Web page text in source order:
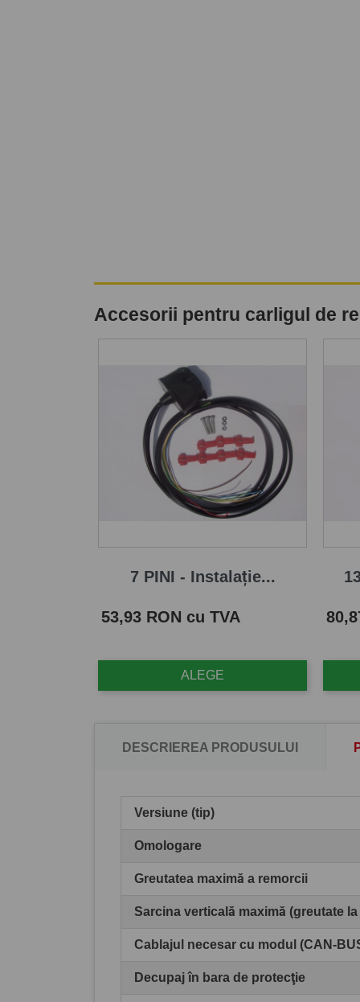
Accesorii pentru carligul de
7 PINI - Instalație...
Pret
53,93 RON cu TVA
ALEGE
Pret
DESCRIEREA PRODUSULUI
Versiune (tip)
Omologare
Greutatea maximă a remorcii
Sarcina verticală maximă (greutate
Cablajul necesar cu modul (CAN-
Decupaj în bara de protecţie